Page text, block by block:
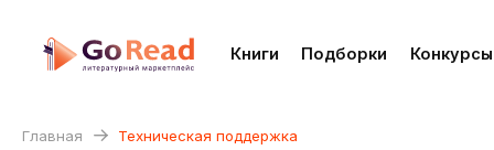
Книги Подборки Конкурсы
Главная Техническая поддержка